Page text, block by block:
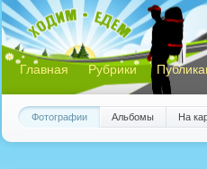
Главная Рубрики
Фотографии Альбомы На